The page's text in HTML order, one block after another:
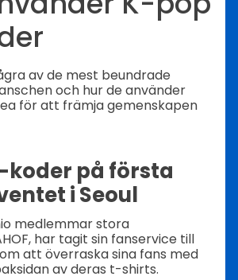
av de mest beundrade
och hur de använder
för att främja gemenskapen
koder på första
i Seoul
medlemmar stora
har tagit sin fanservice till
att överraska sina fans med
av deras t-shirts.